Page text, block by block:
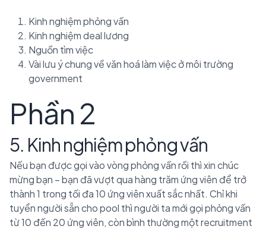
Kinh nghiệm phỏng vấn
Kinh nghiệm deal lương
Nguồn tìm việc
Vài lưu ý chung về văn hoá làm việc ở môi trường
government
Phần 2
5. Kinh nghiệm phỏng vấn
Nếu bạn được gọi vào vòng phỏng vấn rồi thì xin chúc
mừng bạn – bạn đã vượt qua hàng trăm ứng viên để trở
thành 1 trong tối đa 10 ứng viên xuất sắc nhất. Chỉ khi
tuyển người sẵn cho pool thì người ta mới gọi phỏng vấn
từ 10 đến 20 ứng viên, còn bình thường một recruitment